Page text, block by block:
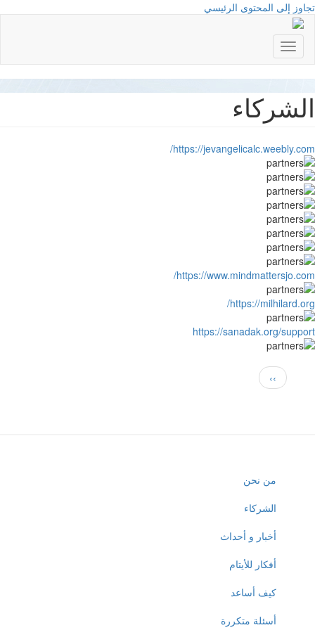
إلى المحتوى الرئيسي
Toggle
navigation
https://
https://
https://
https://sanadak.org/
Next
page
››
Main
navigation
من نحن
الشركاء
أخبار و أحداث
أفكار للأيتام
كيف أساعد
أسئلة متكررة